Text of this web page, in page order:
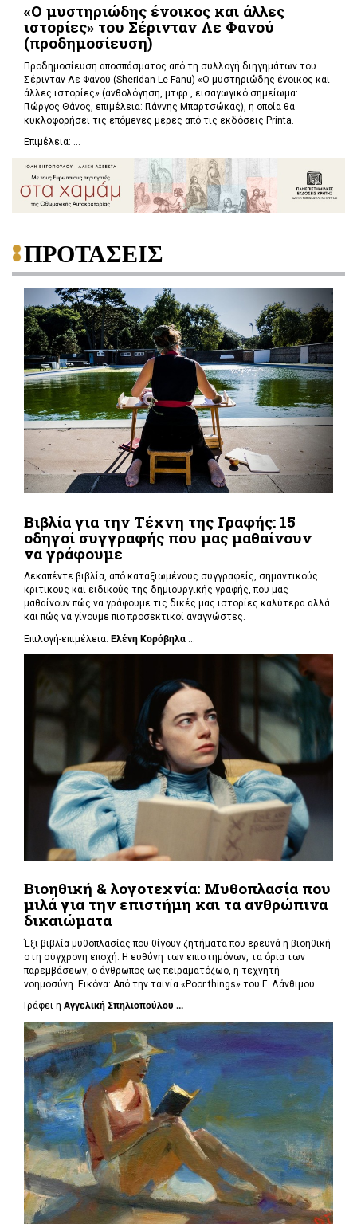
«Ο μυστηριώδης ένοικος και άλλες
ιστορίες» του Σέρινταν Λε Φανού
(προδημοσίευση)
Προδημοσίευση αποσπάσματος από τη συλλογή διηγημάτων του
Σέρινταν Λε Φανού (Sheridan Le Fanu) «Ο μυστηριώδης ένοικος και
άλλες ιστορίες» (ανθολόγηση, μτφρ., εισαγωγικό σημείωμα:
Γιώργος Θάνος, επιμέλεια: Γιάννης Μπαρτσώκας), η οποία θα
κυκλοφορήσει τις επόμενες μέρες από τις εκδόσεις Printa.
Επιμέλεια: ...
ΠΡΟΤΑΣΕΙΣ
Βιβλία για την Τέχνη της Γραφής: 15
οδηγοί συγγραφής που μας μαθαίνουν
να γράφουμε
Δεκαπέντε βιβλία, από καταξιωμένους συγγραφείς, σημαντικούς
κριτικούς και ειδικούς της δημιουργικής γραφής, που μας
μαθαίνουν πώς να γράφουμε τις δικές μας ιστορίες καλύτερα αλλά
και πώς να γίνουμε πιο προσεκτικοί αναγνώστες.
Επιλογή-επιμέλεια: Ελένη Κορόβηλα
Βιοηθική & λογοτεχνία: Μυθοπλασία που
μιλά για την επιστήμη και τα ανθρώπινα
δικαιώματα
Έξι βιβλία μυθοπλασίας που θίγουν ζητήματα που ερευνά η βιοηθική
στη σύγχρονη εποχή. Η ευθύνη των επιστημόνων, τα όρια των
παρεμβάσεων, ο άνθρωπος ως πειραματόζωο, η τεχνητή
νοημοσύνη. Εικόνα: Από την ταινία «Poor things» του Γ. Λάνθιμου.
Γράφει η Αγγελική Σπηλιοπούλου ...